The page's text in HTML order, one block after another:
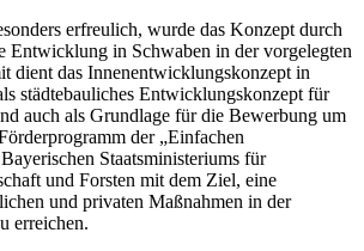
erfreulich, wurde das Konzept durch
Entwicklung in Schwaben in der vorgelegten
dient das Innenentwicklungskonzept in
städtebauliches Entwicklungskonzept für
auch als Grundlage für die Bewerbung um
der „Einfachen
Staatsministeriums für
und Forsten mit dem Ziel, eine
und privaten Maßnahmen in der
erreichen.